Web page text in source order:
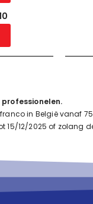
in België vanaf
15/12/2025 of zolang